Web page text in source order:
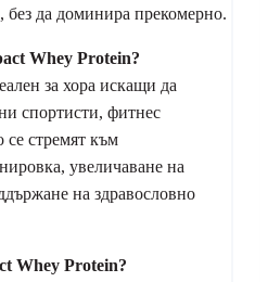
да доминира прекомерно.
Whey Protein?
за хора искащи да
спортисти, фитнес
се стремят към
увеличаване на
на здравословно
Whey Protein?